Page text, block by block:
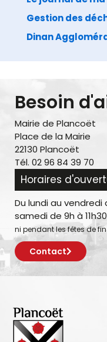
Gestion des
Dinan
Besoin
Mairie de Plancoët
Place de la Mairie
22130 Plancoët
Tél. 02 96 84 39 70
Horaires
Du lundi au vendredi
samedi de 9h à 11h30
ni pendant les fêtes de
Contact